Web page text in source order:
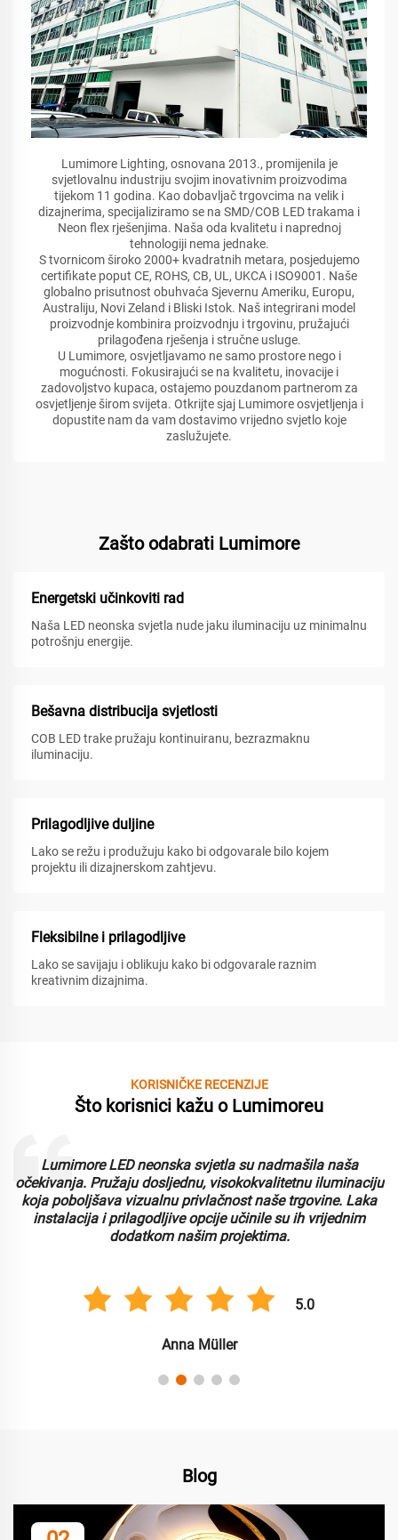
Lumimore Lighting, osnovana 2013., promijenila je
svjetlovalnu industriju svojim inovativnim proizvodima
tijekom 11 godina. Kao dobavljač trgovcima na velik i
dizajnerima, specijaliziramo se na SMD/COB LED trakama i
Neon flex rješenjima. Naša oda kvalitetu i naprednoj
tehnologiji nema jednake.
S tvornicom široko 2000+ kvadratnih metara, posjedujemo
certifikate poput CE, ROHS, CB, UL, UKCA i ISO9001. Naše
globalno prisutnost obuhvaća Sjevernu Ameriku, Europu,
Australiju, Novi Zeland i Bliski Istok. Naš integrirani model
proizvodnje kombinira proizvodnju i trgovinu, pružajući
prilagođena rješenja i stručne usluge.
U Lumimore, osvjetljavamo ne samo prostore nego i
mogućnosti. Fokusirajući se na kvalitetu, inovacije i
zadovoljstvo kupaca, ostajemo pouzdanom partnerom za
osvjetljenje širom svijeta. Otkrijte sjaj Lumimore osvjetljenja i
dopustite nam da vam dostavimo vrijedno svjetlo koje
zaslužujete.
Zašto odabrati Lumimore
Energetski učinkoviti rad
Naša LED neonska svjetla nude jaku iluminaciju uz minimalnu
potrošnju energije.
Bešavna distribucija svjetlosti
COB LED trake pružaju kontinuiranu, bezrazmaknu
iluminaciju.
Prilagodljive duljine
Lako se režu i produžuju kako bi odgovarale bilo kojem
projektu ili dizajnerskom zahtjevu.
Fleksibilne i prilagodljive
Lako se savijaju i oblikuju kako bi odgovarale raznim
kreativnim dizajnima.
KORISNIČKE RECENZIJE
Što korisnici kažu o Lumimoreu
Lumimore LED neonska svjetla su nadmašila naša
očekivanja. Pružaju dosljednu, visokokvalitetnu iluminaciju
koja poboljšava vizualnu privlačnost naše trgovine. Laka
instalacija i prilagodljive opcije učinile su ih vrijednim
dodatkom našim projektima.
5.0
Anna Müller
Blog